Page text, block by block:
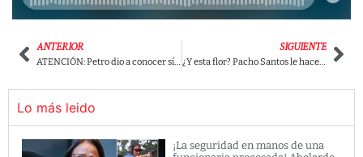
ANTERIOR SIGUIENTE
¿Y esta flor? Pacho Santos le hace ‘ojitos a Petro’ por su propuesta de acabar con la Procuraduría
Lo más leido
¡La seguridad en manos de una